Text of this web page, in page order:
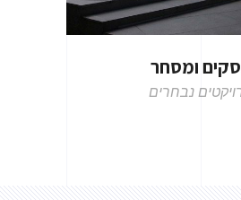
ומסחר
נבחרים